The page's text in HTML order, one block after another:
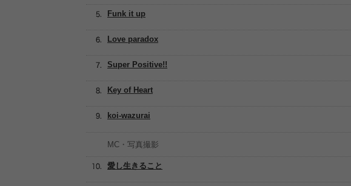
愛し生きること
Funk it up
Key of Heart
Super Positive!!
Love paradox
koi-wazurai
MC・写真撮影